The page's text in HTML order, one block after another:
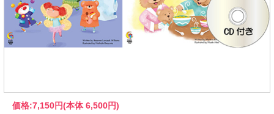
価格:7,150円(本体 6,500円)